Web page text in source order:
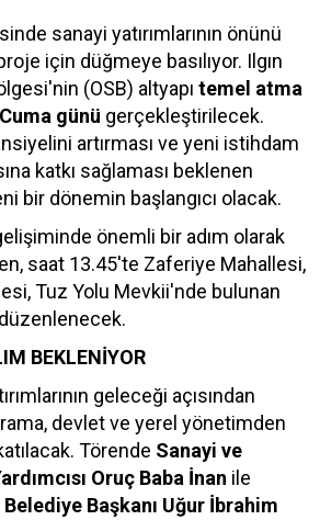
sanayi yatırımlarının önünü
için düğmeye basılıyor. Ilgın
(OSB) altyapı temel atma
günü gerçekleştirilecek.
artırması ve yeni istihdam
katkı sağlaması beklenen
bir dönemin başlangıcı olacak.
önemli bir adım olarak
saat 13.45'te Zaferiye Mahallesi,
Tuz Yolu Mevkii'nde bulunan
düzenlenecek.
BEKLENİYOR
geleceği açısından
devlet ve yerel yönetimden
Törende Sanayi ve
Oruç Baba İnan ile
Başkanı Uğur İbrahim